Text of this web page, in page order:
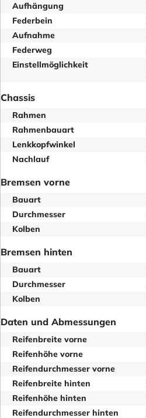
Aufhängung
Federbein
Aufnahme
Federweg
Einstellmöglichkeit
Chassis
Rahmen
Rahmenbauart
Lenkkopfwinkel
Nachlauf
Bremsen vorne
Bauart
Durchmesser
Kolben
Bremsen hinten
Bauart
Durchmesser
Kolben
Daten und Abmessungen
Reifenbreite vorne
Reifenhöhe vorne
Reifendurchmesser vorne
Reifenbreite hinten
Reifenhöhe hinten
Reifendurchmesser hinten